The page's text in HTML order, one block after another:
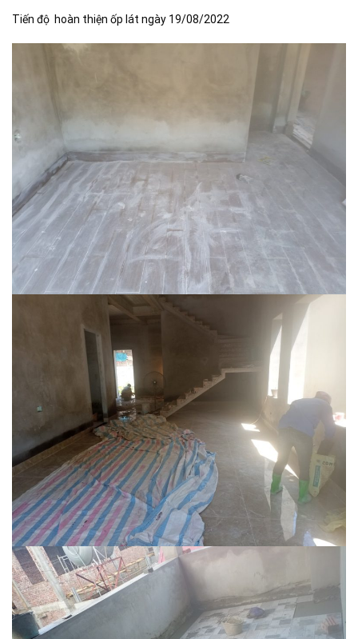
Tiến độ hoàn thiện ốp lát ngày 19/08/2022